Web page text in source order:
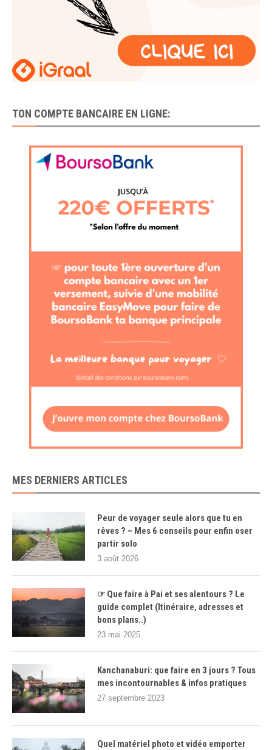
TON COMPTE BANCAIRE EN LIGNE:
MES DERNIERS ARTICLES
Peur de voyager seule alors que tu en
rêves ? – Mes 6 conseils pour enfin oser
partir solo
3 août 2026
☞ Que faire à Pai et ses alentours ? Le
guide complet (Itinéraire, adresses et
bons plans..)
23 mai 2025
Kanchanaburi: que faire en 3 jours ? Tous
mes incontournables & infos pratiques
27 septembre 2023
Quel matériel photo et vidéo emporter